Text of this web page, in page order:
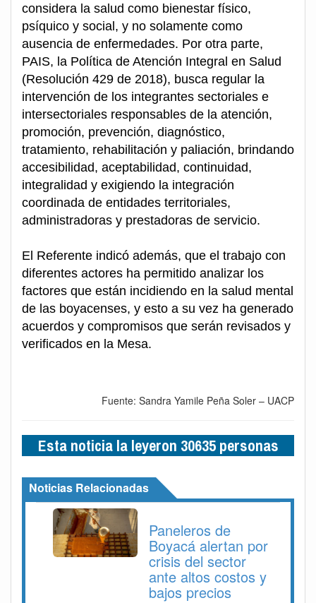
considera la salud como bienestar físico,
psíquico y social, y no solamente como
ausencia de enfermedades. Por otra parte,
PAIS, la Política de Atención Integral en Salud
(Resolución 429 de 2018), busca regular la
intervención de los integrantes sectoriales e
intersectoriales responsables de la atención,
promoción, prevención, diagnóstico,
tratamiento, rehabilitación y paliación, brindando
accesibilidad, aceptabilidad, continuidad,
integralidad y exigiendo la integración
coordinada de entidades territoriales,
administradoras y prestadoras de servicio.
El Referente indicó además, que el trabajo con
diferentes actores ha permitido analizar los
factores que están incidiendo en la salud mental
de las boyacenses, y esto a su vez ha generado
acuerdos y compromisos que serán revisados y
verificados en la Mesa.
Fuente: Sandra Yamile Peña Soler – UACP
Esta noticia la leyeron 30635 personas
Noticias Relacionadas
Paneleros de
Boyacá alertan por
crisis del sector
ante altos costos y
bajos precios